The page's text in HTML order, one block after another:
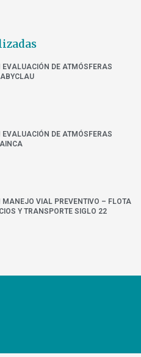
EVALUACIÓN DE ATMÓSFERAS
EVALUACIÓN DE ATMÓSFERAS
MANEJO VIAL PREVENTIVO – FLOTA
Y TRANSPORTE SIGLO 22